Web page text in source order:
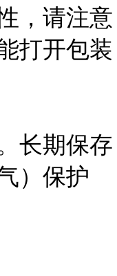
，请注意
打开包装
长期保存
）保护